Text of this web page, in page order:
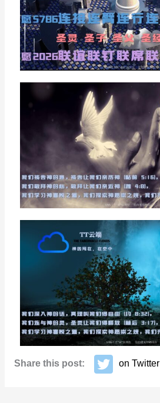
Share this post: on Twitter